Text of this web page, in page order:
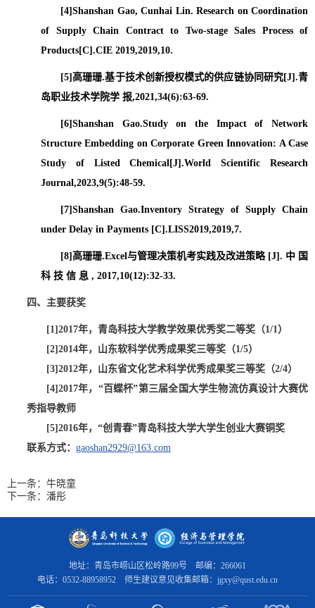
[4]Shanshan Gao, Cunhai Lin. Research on Coordination
of Supply Chain Contract to Two-stage Sales Process of
Products[C].CIE 2019,2019,10.
[5] 高珊珊.基于技术创新授权模式的供应链协同研究[J].青
岛职业技术学院学 报,2021,34(6):63-69.
[6]Shanshan Gao.Study on the Impact of Network
Structure Embedding on Corporate Green Innovation: A Case
Study of Listed Chemical[J].World Scientific Research
Journal,2023,9(5):48-59.
[7]Shanshan Gao.Inventory Strategy of Supply Chain
under Delay in Payments [C].LISS2019,2019,7.
[8] 高珊珊.Excel与管理决策机考实践及改进策略[J]. 中 国
科 技 信 息 , 2017,10(12):32-33.
四、主要获奖
[1]2017年，青岛科技大学教学效果优秀奖二等奖（1/1）
[2]2014年，山东软科学优秀成果奖三等奖（1/5）
[3]2012年，山东省文化艺术科学优秀成果奖三等奖（2/4）
[4]2017年， “百蝶杯”第三届全国大学生物流仿真设计大赛优
秀指导教师
[5]2016年， “创青春”青岛科技大学大学生创业大赛铜奖
联系方式： gaoshan2929@163.com
上一条： 牛晓童
下一条： 潘彤
地址：青岛市崂山区松岭路99号 邮编：266061
电话：0532-88958952 师生建议意见收集邮箱：jgxy@qust.edu.cn